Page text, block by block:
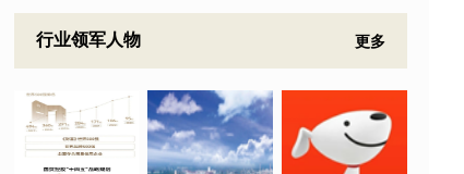
行业领军人物 更多